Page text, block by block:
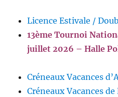
Licence Estivale /
13ème Tournoi
juillet 2026 – Halle
Créneaux Vacances
Créneaux Vacances de